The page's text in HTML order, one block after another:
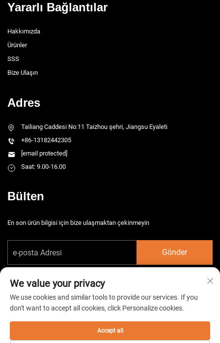
Yararlı Bağlantılar
Hakkımızda
Ürünler
SSS
Bize Ulaşın
Adres
Tailiang Caddesi No:11 Taizhou şehri, Jiangsu Eyaleti
+86-13182442305
[email protected]
Saat: 9.00-16.00
Bülten
En son ürün bilgisi için bize ulaşmaktan çekinmeyin
Gönder
Telif hakkı © 2026 China Taizhou HarsMarg Elektromekanik Co. Ltd. Tüm
hakları saklıdır. - Gizlilik Politikası
We value your privacy
We use cookies and similar tools to provide our services. If you
don't want to accept all cookies, click Personalize cookies.
Accept all